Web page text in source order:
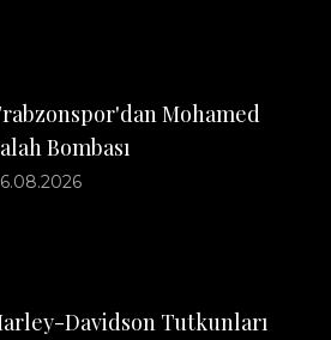
Mohamed
Bombası
Davidson Tutkunları